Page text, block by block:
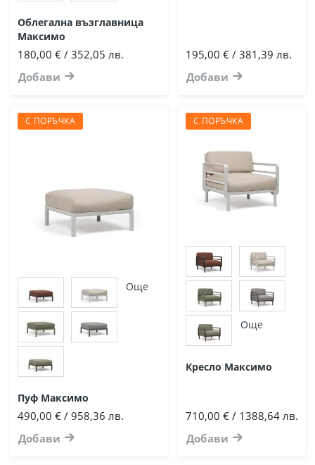
Облегална възглавница
Максимо
180,00 € / 352,05 лв.
Добави
195,00 € / 381,39 лв.
Добави
С ПОРЪЧКА
Още
Пуф Максимо
490,00 € / 958,36 лв.
Добави
С ПОРЪЧКА
Още
Кресло Максимо
710,00 € / 1388,64 лв.
Добави